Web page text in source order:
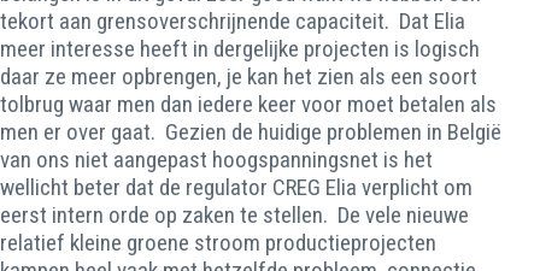
tekort aan grensoverschrijnende capaciteit. Dat Elia
meer interesse heeft in dergelijke projecten is logisch
daar ze meer opbrengen, je kan het zien als een soort
tolbrug waar men dan iedere keer voor moet betalen als
men er over gaat. Gezien de huidige problemen in België
van ons niet aangepast hoogspanningsnet is het
wellicht beter dat de regulator CREG Elia verplicht om
eerst intern orde op zaken te stellen. De vele nieuwe
relatief kleine groene stroom productieprojecten